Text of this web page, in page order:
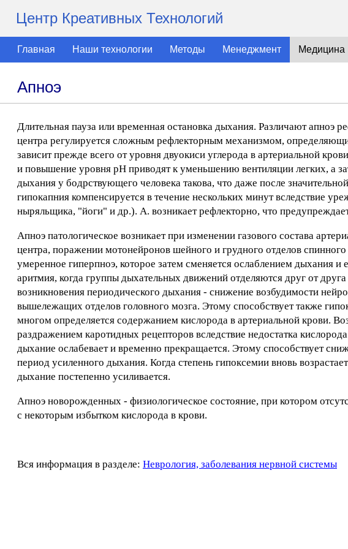
Центр Креативных Технологий
Главная Наши технологии Методы Менеджмент Медицина
Апноэ
Длительная пауза или временная остановка дыхания. Различают апноэ
центра регулируется сложным рефлекторным механизмом,
зависит прежде всего от уровня двуокиси углерода в артериальной
и повышение уровня рН приводят к уменьшению вентиляции легких, а
дыхания у бодрствующего человека такова, что даже после
гипокапния компенсируется в течение нескольких минут вследствие
ныряльщика, "йоги" и др.). А. возникает рефлекторно, что
Апноэ патологическое возникает при изменении газового состава
центра, поражении мотонейронов шейного и грудного отделов
умеренное гиперпноэ, которое затем сменяется ослаблением дыхания и
аритмия, когда группы дыхательных движений отделяются друг от
возникновения периодического дыхания - снижение возбудимости
вышележащих отделов головного мозга. Этому способствует также
многом определяется содержанием кислорода в артериальной крови.
раздражением каротидных рецепторов вследствие недостатка
дыхание ослабевает и временно прекращается. Этому способствует
период усиленного дыхания. Когда степень гипоксемии вновь
дыхание постепенно усиливается.
Апноэ новорожденных - физиологическое состояние, при котором
с некоторым избытком кислорода в крови.
Вся информация в разделе: Неврология, заболевания нервной системы